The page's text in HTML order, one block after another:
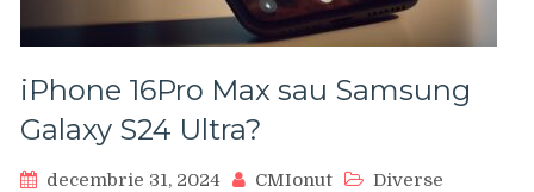
iPhone 16Pro Max sau Samsung
Galaxy S24 Ultra?
decembrie 31, 2024 CMIonut Diverse